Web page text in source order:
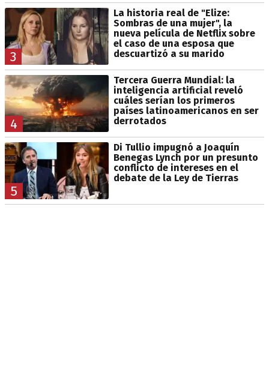
3
La historia real de "Elize:
Sombras de una mujer", la
nueva película de Netflix sobre
el caso de una esposa que
descuartizó a su marido
4
Tercera Guerra Mundial: la
inteligencia artificial reveló
cuáles serían los primeros
países latinoamericanos en ser
derrotados
5
Di Tullio impugnó a Joaquín
Benegas Lynch por un presunto
conflicto de intereses en el
debate de la Ley de Tierras